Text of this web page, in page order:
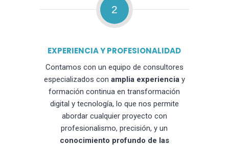
2
EXPERIENCIA Y PROFESIONALIDAD
Contamos con un equipo de consultores
especializados con amplia experienciay
formación continua en transformación
digital y tecnología, lo que nos permite
abordar cualquier proyecto con
profesionalismo, precisión, y un
conocimiento profundo de las